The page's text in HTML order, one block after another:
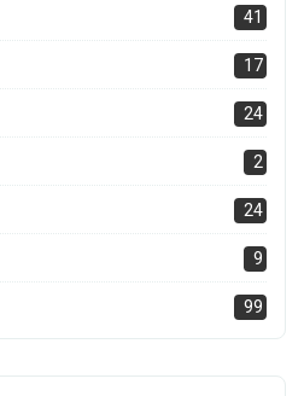
41
17
24
2
24
9
99